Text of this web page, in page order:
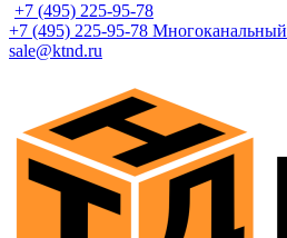
+7 (495) 225-95-78
+7 (495) 225-95-78 Многоканальный
sale@ktnd.ru